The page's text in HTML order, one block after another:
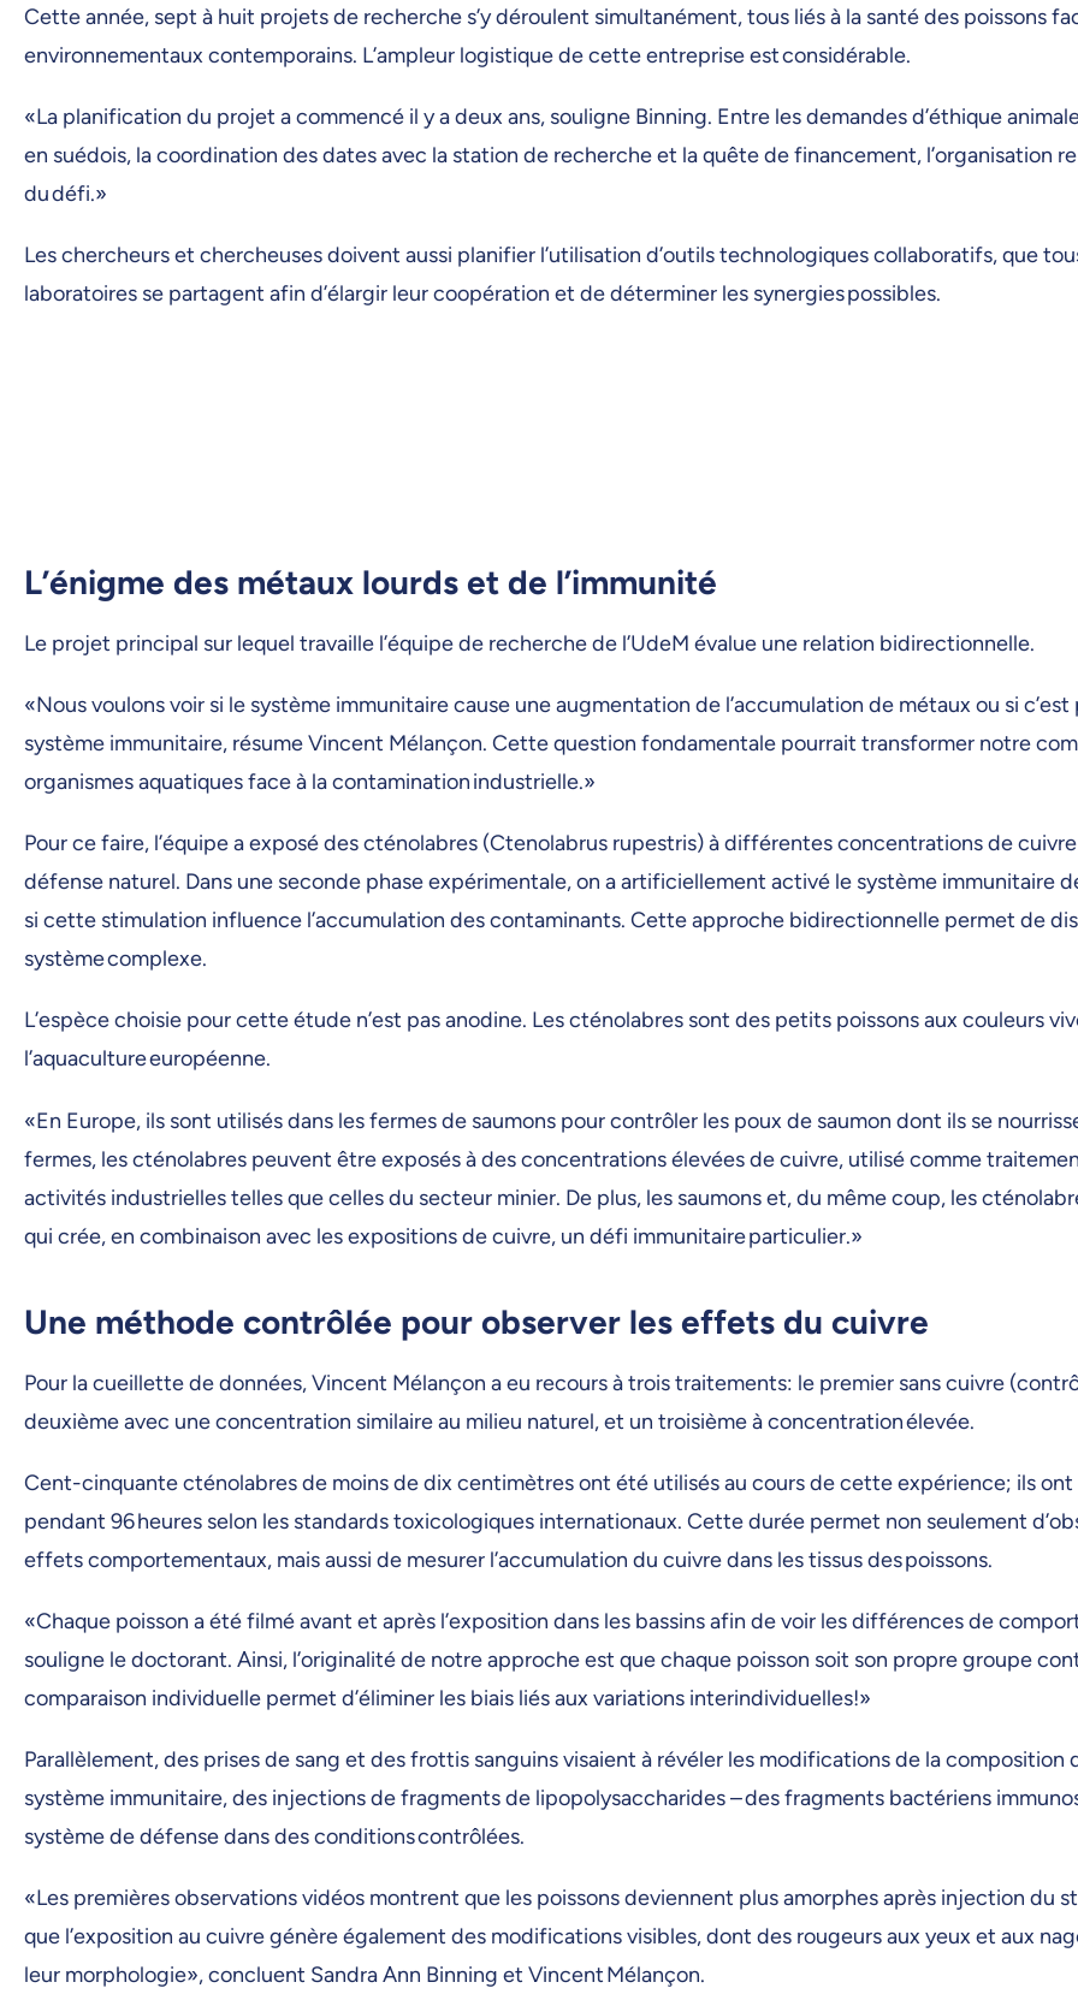
Cette année, sept à huit projets de recherche s’y déroulent simultanément, tous liés à la santé des poissons
environnementaux contemporains. L’ampleur logistique de cette entreprise est considérable.
«La planification du projet a commencé il y a deux ans, souligne Binning. Entre les demandes d’éthique
en suédois, la coordination des dates avec la station de recherche et la quête de financement, l’organisation
du défi.»
Les chercheurs et chercheuses doivent aussi planifier l’utilisation d’outils technologiques collaboratifs, que
laboratoires se partagent afin d’élargir leur coopération et de déterminer les synergies possibles.
L’énigme des métaux lourds et de l’immunité
Le projet principal sur lequel travaille l’équipe de recherche de l’UdeM évalue une relation bidirectionnelle.
«Nous voulons voir si le système immunitaire cause une augmentation de l’accumulation de métaux ou si
système immunitaire, résume Vincent Mélançon. Cette question fondamentale pourrait transformer notre
organismes aquatiques face à la contamination industrielle.»
Pour ce faire, l’équipe a exposé des cténolabres (Ctenolabrus rupestris) à différentes concentrations de
défense naturel. Dans une seconde phase expérimentale, on a artificiellement activé le système immunitaire
si cette stimulation influence l’accumulation des contaminants. Cette approche bidirectionnelle permet de
système complexe.
L’espèce choisie pour cette étude n’est pas anodine. Les cténolabres sont des petits poissons aux couleurs
l’aquaculture européenne.
«En Europe, ils sont utilisés dans les fermes de saumons pour contrôler les poux de saumon dont ils se
fermes, les cténolabres peuvent être exposés à des concentrations élevées de cuivre, utilisé comme
activités industrielles telles que celles du secteur minier. De plus, les saumons et, du même coup, les
qui crée, en combinaison avec les expositions de cuivre, un défi immunitaire particulier.»
Une méthode contrôlée pour observer les effets du cuivre
Pour la cueillette de données, Vincent Mélançon a eu recours à trois traitements: le premier sans cuivre
deuxième avec une concentration similaire au milieu naturel, et un troisième à concentration élevée.
Cent-cinquante cténolabres de moins de dix centimètres ont été utilisés au cours de cette expérience; ils
pendant 96 heures selon les standards toxicologiques internationaux. Cette durée permet non seulement
effets comportementaux, mais aussi de mesurer l’accumulation du cuivre dans les tissus des poissons.
«Chaque poisson a été filmé avant et après l’exposition dans les bassins afin de voir les différences de
souligne le doctorant. Ainsi, l’originalité de notre approche est que chaque poisson soit son propre groupe
comparaison individuelle permet d’éliminer les biais liés aux variations interindividuelles!»
Parallèlement, des prises de sang et des frottis sanguins visaient à révéler les modifications de la
système immunitaire, des injections de fragments de lipopolysaccharides – des fragments bactériens
système de défense dans des conditions contrôlées.
«Les premières observations vidéos montrent que les poissons deviennent plus amorphes après injection du
que l’exposition au cuivre génère également des modifications visibles, dont des rougeurs aux yeux et aux
leur morphologie», concluent Sandra Ann Binning et Vincent Mélançon.